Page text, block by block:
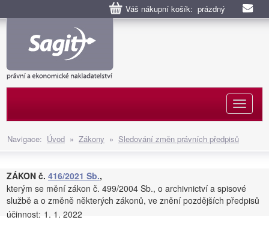
Váš nákupní košík: prázdný
Navigace: Úvod » Zákony » Sledování změn právních předpisů
ZÁKON č. 416/2021 Sb.,
kterým se mění zákon č. 499/2004 Sb., o archivnictví a spisové
službě a o změně některých zákonů, ve znění pozdějších předpisů
účinnost: 1. 1. 2022